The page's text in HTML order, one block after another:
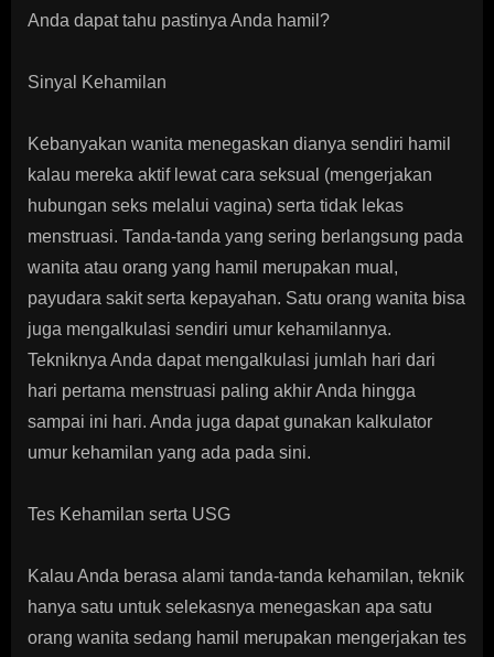
Anda dapat tahu pastinya Anda hamil?
Sinyal Kehamilan
Kebanyakan wanita menegaskan dianya sendiri hamil
kalau mereka aktif lewat cara seksual (mengerjakan
hubungan seks melalui vagina) serta tidak lekas
menstruasi. Tanda-tanda yang sering berlangsung pada
wanita atau orang yang hamil merupakan mual,
payudara sakit serta kepayahan. Satu orang wanita bisa
juga mengalkulasi sendiri umur kehamilannya.
Tekniknya Anda dapat mengalkulasi jumlah hari dari
hari pertama menstruasi paling akhir Anda hingga
sampai ini hari. Anda juga dapat gunakan kalkulator
umur kehamilan yang ada pada sini.
Tes Kehamilan serta USG
Kalau Anda berasa alami tanda-tanda kehamilan, teknik
hanya satu untuk selekasnya menegaskan apa satu
orang wanita sedang hamil merupakan mengerjakan tes